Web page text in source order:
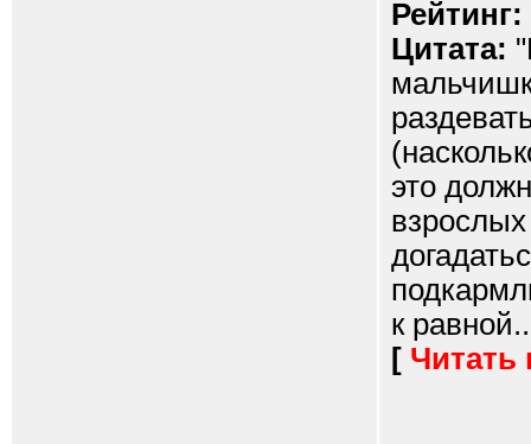
Рейтинг:
Цитата:
это
к
[ Читать